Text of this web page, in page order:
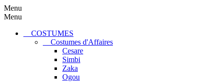
Menu
Menu
COSTUMES
Costumes d'Affaires
Cesare
Simbi
Zaka
Ogou